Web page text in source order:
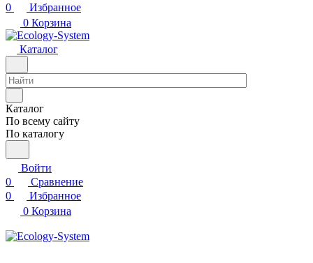
0
Избранное
0 Корзина
Каталог
Каталог
По всему сайту
По каталогу
Войти
0
Сравнение
0
Избранное
0 Корзина